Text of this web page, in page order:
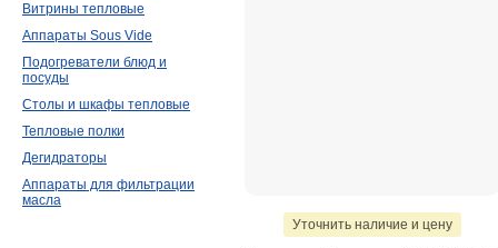
Уточнить наличие и цену
Витрины тепловые
Аппараты Sous Vide
Подогреватели блюд и
посуды
Столы и шкафы тепловые
Тепловые полки
Дегидраторы
Аппараты для фильтрации
масла